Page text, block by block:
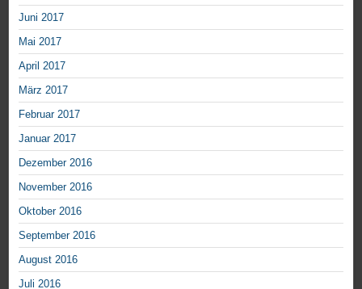
Juni 2017
Mai 2017
April 2017
März 2017
Februar 2017
Januar 2017
Dezember 2016
November 2016
Oktober 2016
September 2016
August 2016
Juli 2016